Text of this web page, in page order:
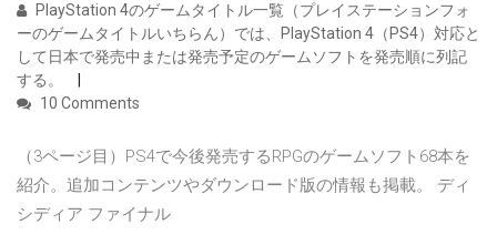
PlayStation 4のゲームタイトル一覧（プレイステーションフォ
ーのゲームタイトルいちらん）では、PlayStation 4（PS4）対応と
して日本で発売中または発売予定のゲームソフトを発売順に列記
する。
10 Comments
（3ページ目）PS4で今後発売するRPGのゲームソフト68本を
紹介。追加コンテンツやダウンロード版の情報も掲載。 ディ
シディア ファイナル